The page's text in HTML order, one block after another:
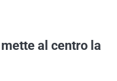
al centro la